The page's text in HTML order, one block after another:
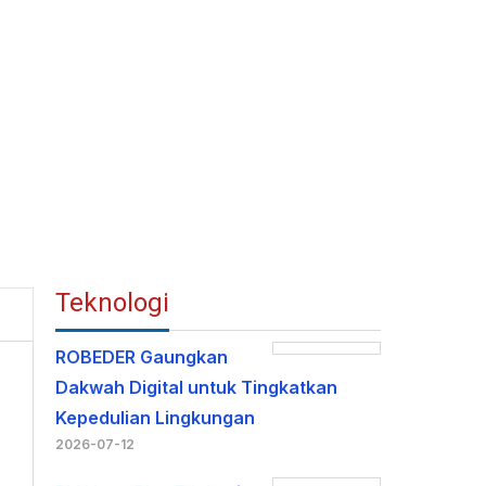
Teknologi
ROBEDER Gaungkan
Dakwah Digital untuk Tingkatkan
Kepedulian Lingkungan
2026-07-12